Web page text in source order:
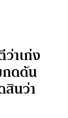
าเก่ง
กดดัน
สินว่า